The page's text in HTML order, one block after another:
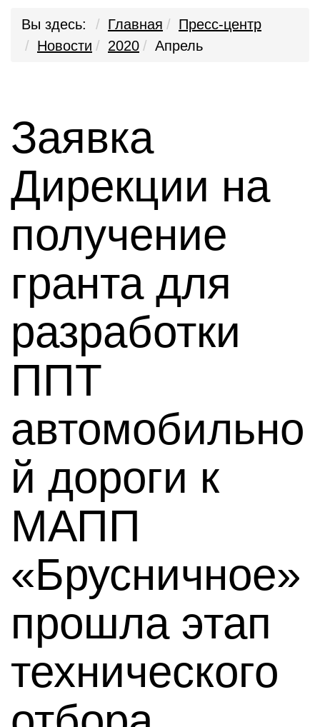
Вы здесь: Главная
Пресс-центр
Новости
2020 Апрель
Заявка
Дирекции на
получение
гранта для
разработки
ППТ
автомобильно
й дороги к
МАПП
«Брусничное»
прошла этап
технического